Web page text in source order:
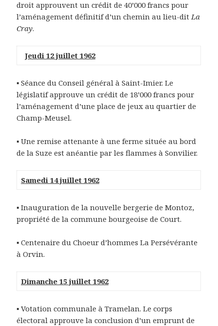
droit approuvent un crédit de 40’000 francs pour
l’aménagement définitif d’un chemin au lieu-ditLa
Cray.
Jeudi 12 juillet 1962
▪ Séance du Conseil général à Saint-Imier. Le
législatif approuve un crédit de 18’000 francs pour
l’aménagement d’une place de jeux au quartier de
Champ-Meusel.
▪ Une remise attenante à une ferme située au bord
de la Suze est anéantie par les flammes à Sonvilier.
Samedi 14 juillet 1962
▪ Inauguration de la nouvelle bergerie de Montoz,
propriété de la commune bourgeoise de Court.
▪ Centenaire du Choeur d’hommes La Persévérante
à Orvin.
Dimanche 15 juillet 1962
▪ Votation communale à Tramelan. Le corps
électoral approuve la conclusion d’un emprunt de